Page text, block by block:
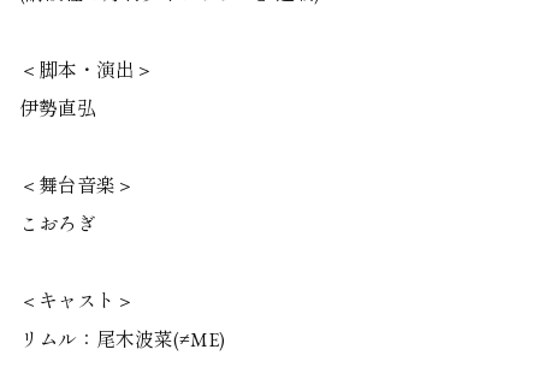
＜脚本・演出＞
伊勢直弘
＜舞台音楽＞
こおろぎ
＜キャスト＞
リムル：尾木波菜(≠ME)